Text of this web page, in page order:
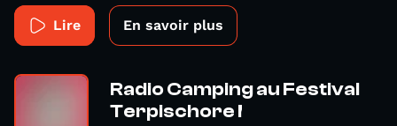
Lire En savoir plus
Radio Camping au Festival
Terpischore !